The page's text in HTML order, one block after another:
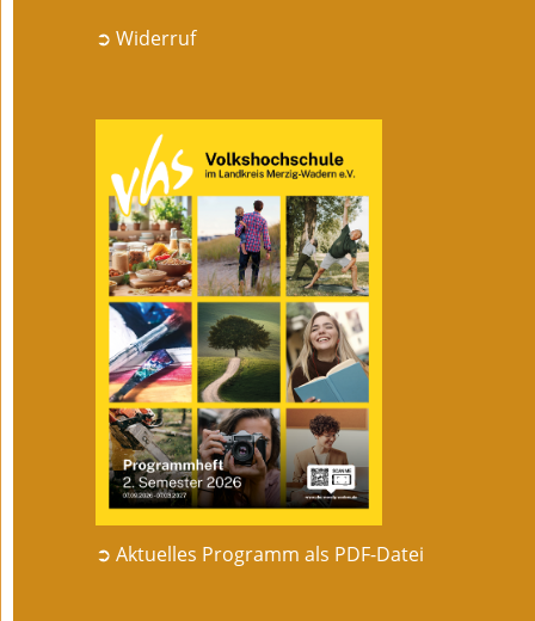
➲ Widerruf
➲ Aktuelles Programm als PDF-Datei